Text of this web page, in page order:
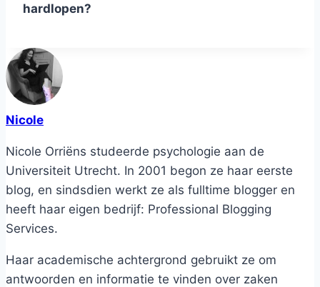
hardlopen?
Nicole
Nicole Orriëns studeerde psychologie aan de
Universiteit Utrecht. In 2001 begon ze haar eerste
blog, en sindsdien werkt ze als fulltime blogger en
heeft haar eigen bedrijf: Professional Blogging
Services.
Haar academische achtergrond gebruikt ze om
antwoorden en informatie te vinden over zaken